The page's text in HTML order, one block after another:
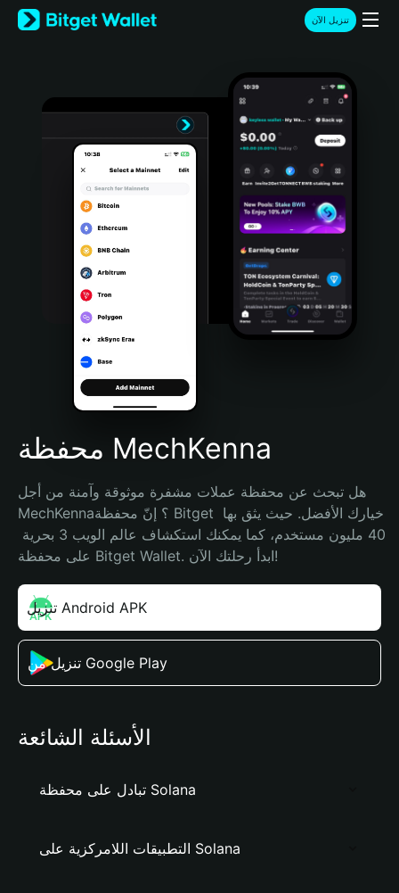
English
日本語
Türkçe
Português (Portugal)
Bahasa Indonesia
Português (Brasil)
Español (Argentina)
تنزيل الآن
محفظة MechKenna
هل تبحث عن محفظة عملات مشفرة موثوقة وآمنة من أجل
MechKenna؟ إنّ محفظة Bitget خيارك الأفضل. حيث يثق بها
على محفظة Bitget Wallet. ابدأ رحلتك الآن!
تنزيل Android APK
تنزيل من Google Play
الأسئلة الشائعة
تبادل على محفظة Solana
التطبيقات اللامركزية على Solana